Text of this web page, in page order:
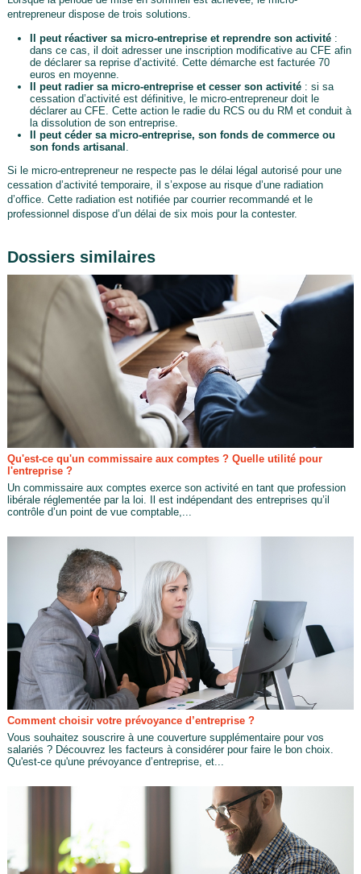
entrepreneur dispose de trois solutions.
Il peut réactiver sa micro-entreprise et reprendre son activité:
dans ce cas, il doit adresser une inscription modificative au CFE afin
de déclarer sa reprise d’activité. Cette démarche est facturée 70
euros en moyenne.
Il peut radier sa micro-entreprise et cesser son activité: si sa
cessation d’activité est définitive, le micro-entrepreneur doit le
déclarer au CFE. Cette action le radie du RCS ou du RM et conduit à
la dissolution de son entreprise.
Il peut céder sa micro-entreprise, son fonds de commerce ou
son fonds artisanal
Si le micro-entrepreneur ne respecte pas le délai légal autorisé pour une
cessation d’activité temporaire, il s’expose au risque d’une radiation
d’office. Cette radiation est notifiée par courrier recommandé et le
professionnel dispose d’un délai de six mois pour la contester.
Dossiers similaires
Qu'est-ce qu'un commissaire aux comptes ? Quelle utilité pour
l'entreprise ?
Un commissaire aux comptes exerce son activité en tant que profession
libérale réglementée par la loi. Il est indépendant des entreprises qu’il
contrôle d’un point de vue comptable,...
Comment choisir votre prévoyance d’entreprise ?
Vous souhaitez souscrire à une couverture supplémentaire pour vos
salariés ? Découvrez les facteurs à considérer pour faire le bon choix.
Qu'est-ce qu'une prévoyance d’entreprise, et...